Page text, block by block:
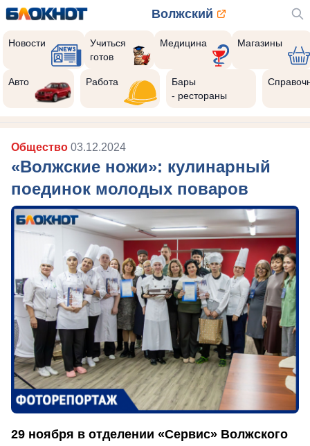
Волжский
Новости
Учиться
готов
Медицина Магазины
Авто Работа
Бары
- рестораны
Общество 03.12.2024
«Волжские ножи»: кулинарный
поединок молодых поваров
29 ноября в отделении «Сервис» Волжского